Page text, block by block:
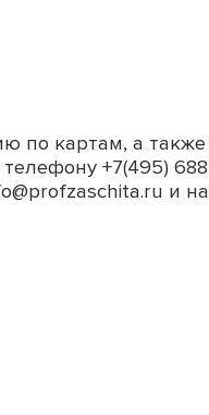
по картам, а
+7(495)
и